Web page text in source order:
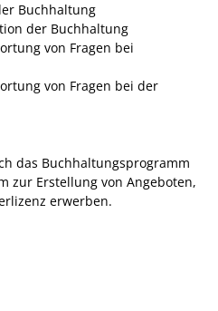
Buchhaltung
der Buchhaltung
von Fragen bei
von Fragen bei der
das Buchhaltungsprogramm
zur Erstellung von Angeboten,
erwerben.